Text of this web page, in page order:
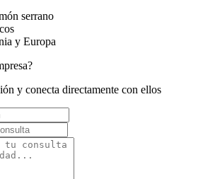
serrano
y Europa
y conecta directamente con ellos